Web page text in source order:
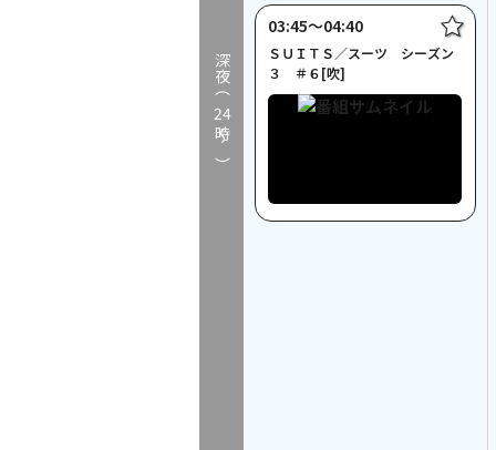
深夜（
24
時～）
03:45〜04:40
ＳＵＩＴＳ／スーツ シーズン
３ ＃６[吹]